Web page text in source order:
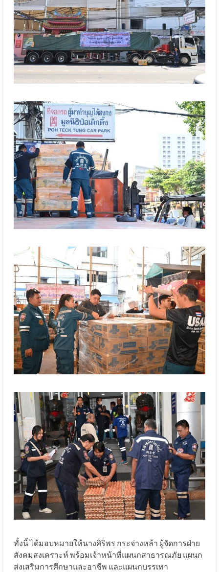
ทั้งนี้ ได้มอบหมายให้นางศิริพร กระจ่างหล้า ผู้จัดการฝ่าย
สังคมสงเคราะห์ พร้อมเจ้าหน้าที่แผนกสาธารณภัย แผนก
ส่งเสริมการศึกษาและอาชีพ และแผนกบรรเทา